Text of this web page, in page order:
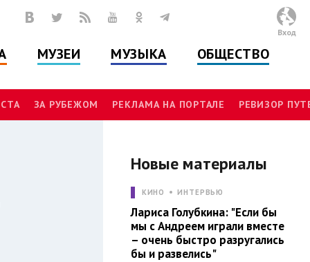
МУЗЕИ МУЗЫКА ОБЩЕСТВО
Вход
ЗА РУБЕЖОМ РЕКЛАМА НА ПОРТАЛЕ РЕВИЗОР
Новые материалы
КИНО ИНТЕРВЬЮ
Лариса Голубкина: "Если бы
мы с Андреем играли вместе
– очень быстро разругались
бы и развелись"